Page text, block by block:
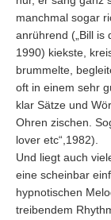
manchmal sogar
anrührend („Bill is
1990) kiekste,
brummelte,
oft in einem sehr
klar Sätze und
Ohren zischen.
lover etc“,1982).
Und liegt auch
eine scheinbar
hypnotischen
treibendem